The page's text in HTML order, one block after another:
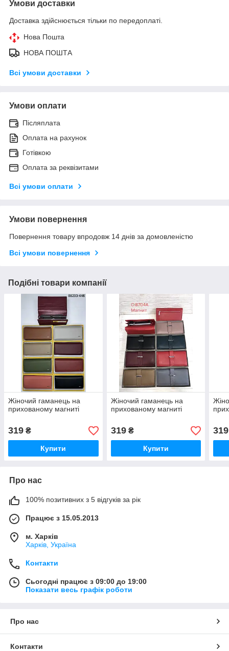
Умови доставки
Доставка здійснюється тільки по передоплаті.
Нова Пошта
НОВА ПОШТА
Всі умови доставки
Умови оплати
Післяплата
Оплата на рахунок
Готівкою
Оплата за реквізитами
Всі умови оплати
Умови повернення
Повернення товару впродовж 14 днів за домовленістю
Всі умови повернення
Подібні товари компанії
Жіночий гаманець на
прихованому магниті
319 ₴
Купити
Жіночий гаманець на
прихованому магниті
319₴
Купити
319
Про нас
100% позитивних з 5 відгуків за рік
Працює з 15.05.2013
м. Харків
Харків, Україна
Контакти
Сьогодні працює з 09:00 до 19:00
Показати весь графік роботи
Про нас
Контакти